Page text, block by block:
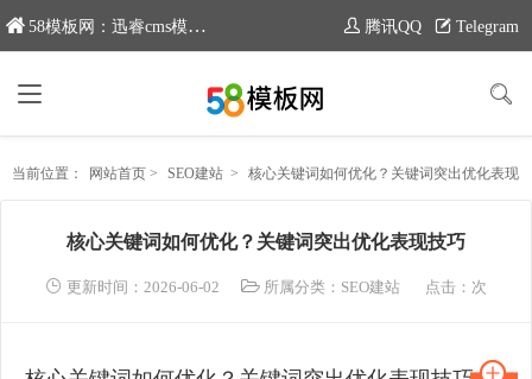
58模板网：迅睿cms模板专业分享平台，新域名：www.moban58.com 腾讯QQ Telegram
当前位置： 网站首页 > SEO建站 > 核心关键词如何优化？关键词突出优化表现技巧
核心关键词如何优化？关键词突出优化表现技巧
更新时间：2026-06-02 所属分类： SEO建站 点击： 次